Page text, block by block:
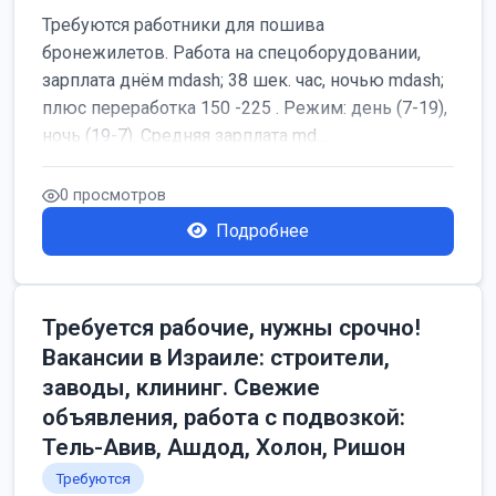
Требуются работники для пошива
бронежилетов. Работа на спецоборудовании,
зарплата днём mdash; 38 шек. час, ночью mdash;
плюс переработка 150 -225 . Режим: день (7-19),
ночь (19-7). Средняя зарплата md...
0 просмотров
Подробнее
Требуется рабочие, нужны срочно!
Вакансии в Израиле: строители,
заводы, клининг. Свежие
объявления, работа с подвозкой:
Тель-Авив, Ашдод, Холон, Ришон
Требуются